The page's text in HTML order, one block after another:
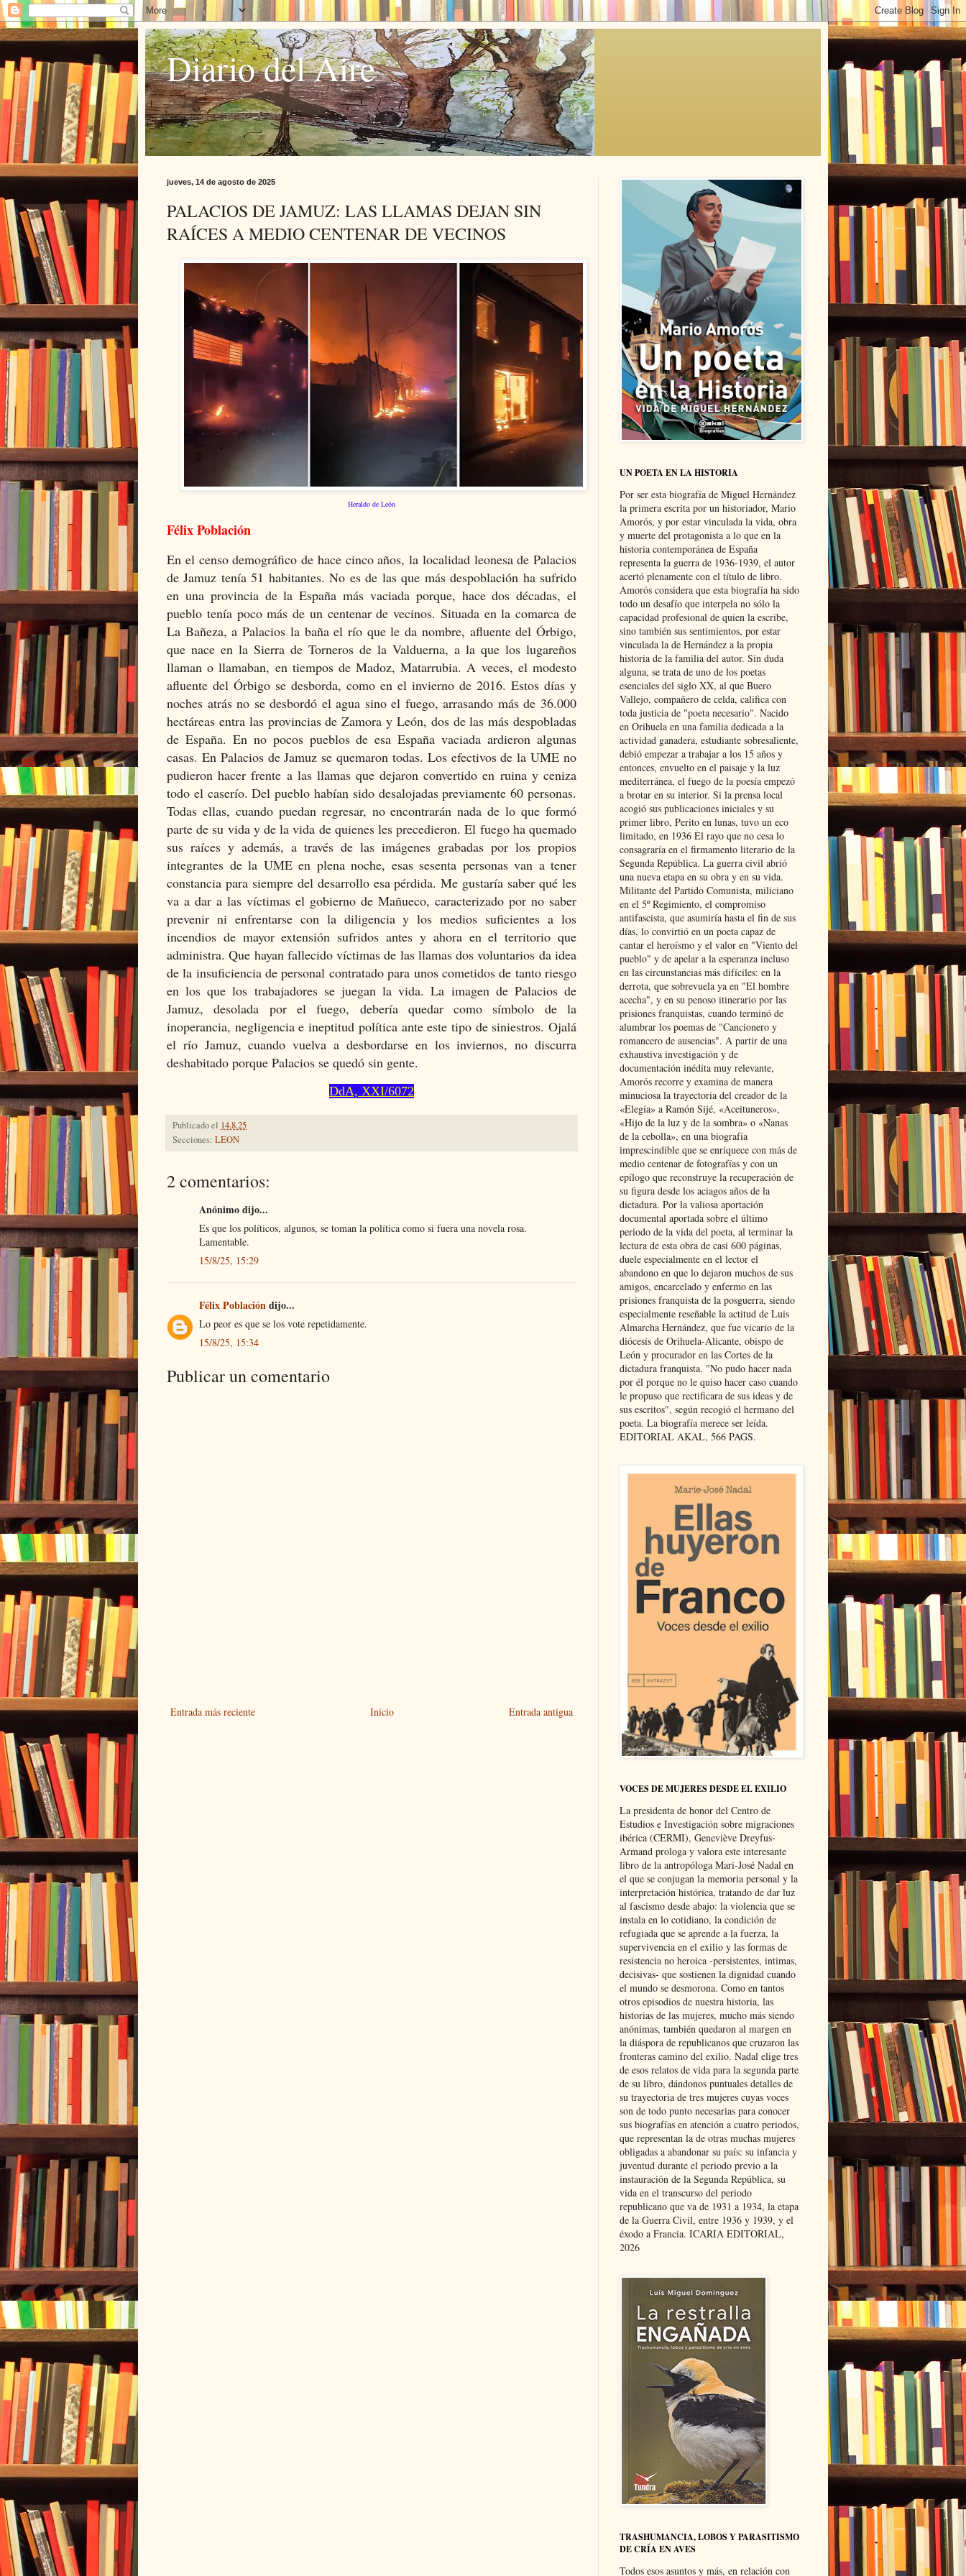
Diario del Aire
jueves, 14 de agosto de 2025
PALACIOS DE JAMUZ: LAS LLAMAS DEJAN SIN
RAÍCES A MEDIO CENTENAR DE VECINOS
Heraldo de León
Félix Población
En el censo demográfico de hace cinco años, la localidad leonesa de Palacios
de Jamuz tenía 51 habitantes. No es de las que más despoblación ha sufrido
en una provincia de la España más vaciada porque, hace dos décadas, el
pueblo tenía poco más de un centenar de vecinos. Situada en la comarca de
La Bañeza, a Palacios la baña el río que le da nombre, afluente del Órbigo,
que nace en la Sierra de Torneros de la Valduerna, a la que los lugareños
llaman o llamaban, en tiempos de Madoz, Matarrubia. A veces, el modesto
afluente del Órbigo se desborda, como en el invierno de 2016. Estos días y
noches atrás no se desbordó el agua sino el fuego, arrasando más de 36.000
hectáreas entra las provincias de Zamora y León, dos de las más despobladas
de España. En no pocos pueblos de esa España vaciada ardieron algunas
casas. En Palacios de Jamuz se quemaron todas. Los efectivos de la UME no
pudieron hacer frente a las llamas que dejaron convertido en ruina y ceniza
todo el caserío. Del pueblo habían sido desalojadas previamente 60 personas.
Todas ellas, cuando puedan regresar, no encontrarán nada de lo que formó
parte de su vida y de la vida de quienes les precedieron. El fuego ha quemado
sus raíces y además, a través de las imágenes grabadas por los propios
integrantes de la UME en plena noche, esas sesenta personas van a tener
constancia para siempre del desarrollo esa pérdida. Me gustaría saber qué les
va a dar a las víctimas el gobierno de Mañueco, caracterizado por no saber
prevenir ni enfrentarse con la diligencia y los medios suficientes a los
incendios de mayor extensión sufridos antes y ahora en el territorio que
administra. Que hayan fallecido víctimas de las llamas dos voluntarios da idea
de la insuficiencia de personal contratado para unos cometidos de tanto riesgo
en los que los trabajadores se juegan la vida. La imagen de Palacios de
Jamuz, desolada por el fuego, debería quedar como símbolo de la
inoperancia, negligencia e ineptitud política ante este tipo de siniestros. Ojalá
el río Jamuz, cuando vuelva a desbordarse en los inviernos, no discurra
deshabitado porque Palacios se quedó sin gente.
DdA, XXI/6072
Publicado el 14.8.25
Secciones: LEON
2 comentarios:
Anónimo dijo...
Es que los políticos, algunos, se toman la política como si fuera una novela rosa.
Lamentable.
15/8/25, 15:29
Félix Poblacióndijo...
Lo peor es que se los vote repetidamente.
15/8/25, 15:34
Publicar un comentario
Entrada más reciente Entrada antigua
Inicio
UN POETA EN LA HISTORIA
Por ser esta biografía de Miguel Hernández
la primera escrita por un historiador, Mario
Amorós, y por estar vinculada la vida, obra
y muerte del protagonista a lo que en la
historia contemporánea de España
representa la guerra de 1936-1939, el autor
acertó plenamente con el título de libro.
Amorós considera que esta biografía ha sido
todo un desafío que interpela no sólo la
capacidad profesional de quien la escribe,
sino también sus sentimientos, por estar
vinculada la de Hernández a la propia
historia de la familia del autor. Sin duda
alguna, se trata de uno de los poetas
esenciales del siglo XX, al que Buero
Vallejo, compañero de celda, califica con
toda justicia de "poeta necesario". Nacido
en Orihuela en una familia dedicada a la
actividad ganadera, estudiante sobresaliente,
debió empezar a trabajar a los 15 años y
entonces, envuelto en el paisaje y la luz
mediterránea, el fuego de la poesía empezó
a brotar en su interior. Si la prensa local
acogió sus publicaciones iniciales y su
primer libro, Perito en lunas, tuvo un eco
limitado, en 1936 El rayo que no cesa lo
consagraría en el firmamento literario de la
Segunda República. La guerra civil abrió
una nueva etapa en su obra y en su vida.
Militante del Partido Comunista, miliciano
en el 5º Regimiento, el compromiso
antifascista, que asumiría hasta el fin de sus
días, lo convirtió en un poeta capaz de
cantar el heroísmo y el valor en "Viento del
pueblo" y de apelar a la esperanza incluso
en las circunstancias más difíciles: en la
derrota, que sobrevuela ya en "El hombre
acecha", y en su penoso itinerario por las
prisiones franquistas, cuando terminó de
alumbrar los poemas de "Cancionero y
romancero de ausencias". A partir de una
exhaustiva investigación y de
documentación inédita muy relevante,
Amorós recorre y examina de manera
minuciosa la trayectoria del creador de la
«Elegía» a Ramón Sijé, «Aceituneros»,
«Hijo de la luz y de la sombra» o «Nanas
de la cebolla», en una biografía
imprescindible que se enriquece con más de
medio centenar de fotografías y con un
epílogo que reconstruye la recuperación de
su figura desde los aciagos años de la
dictadura. Por la valiosa aportación
documental aportada sobre el último
periodo de la vida del poeta, al terminar la
lectura de esta obra de casi 600 páginas,
duele especialmente en el lector el
abandono en que lo dejaron muchos de sus
amigos, encarcelado y enfermo en las
prisiones franquista de la posguerra, siendo
especialmente reseñable la actitud de Luis
Almarcha Hernández, que fue vicario de la
diócesis de Orihuela-Alicante, obispo de
León y procurador en las Cortes de la
dictadura franquista. "No pudo hacer nada
por él porque no le quiso hacer caso cuando
le propuso que rectificara de sus ideas y de
sus escritos", según recogió el hermano del
poeta. La biografía merece ser leída.
EDITORIAL AKAL, 566 PAGS.
VOCES DE MUJERES DESDE EL EXILIO
La presidenta de honor del Centro de
Estudios e Investigación sobre migraciones
ibérica (CERMI), Geneviève Dreyfus-
Armand prologa y valora este interesante
libro de la antropóloga Mari-José Nadal en
el que se conjugan la memoria personal y la
interpretación histórica, tratando de dar luz
al fascismo desde abajo: la violencia que se
instala en lo cotidiano, la condición de
refugiada que se aprende a la fuerza, la
supervivencia en el exilio y las formas de
resistencia no heroica -persistentes, intimas,
decisivas- que sostienen la dignidad cuando
el mundo se desmorona. Como en tantos
otros episodios de nuestra historia, las
historias de las mujeres, mucho más siendo
anónimas, también quedaron al margen en
la diáspora de republicanos que cruzaron las
fronteras camino del exilio. Nadal elige tres
de esos relatos de vida para la segunda parte
de su libro, dándonos puntuales detalles de
su trayectoria de tres mujeres cuyas voces
son de todo punto necesarias para conocer
sus biografías en atención a cuatro periodos,
que representan la de otras muchas mujeres
obligadas a abandonar su país: su infancia y
juventud durante el periodo previo a la
instauración de la Segunda República, su
vida en el transcurso del periodo
republicano que va de 1931 a 1934, la etapa
de la Guerra Civil, entre 1936 y 1939, y el
éxodo a Francia. ICARIA EDITORIAL,
2026
TRASHUMANCIA, LOBOS Y PARASITISMO
DE CRÍA EN AVES
Todos esos asuntos y más, en relación con